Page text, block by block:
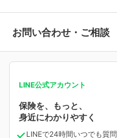
ライフステージ別
保険ジャンバラヤ
あなたの人生と保険選
病気や手術に備える
がんに備える
マイ
マイページで以下のよ
ご契約内容の確認
保険料の支払い方法の
受取人・指定代理請求
中断したお申し込み
ライフネット生命につい
業績・財務情報
お問い合わせ・ご相談
保険相談サービス
LINE公式アカウント
保険を、もっと、
身近にわかりやすく
LINEで24時間いつでも質問